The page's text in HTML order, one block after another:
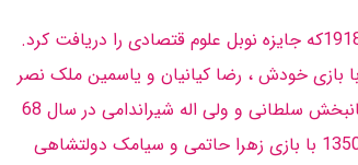
بازی خودش ، رضا کیانیان و یاسمین ملک نصر
سلطانی و ولی اله شیراندامی در سال 68